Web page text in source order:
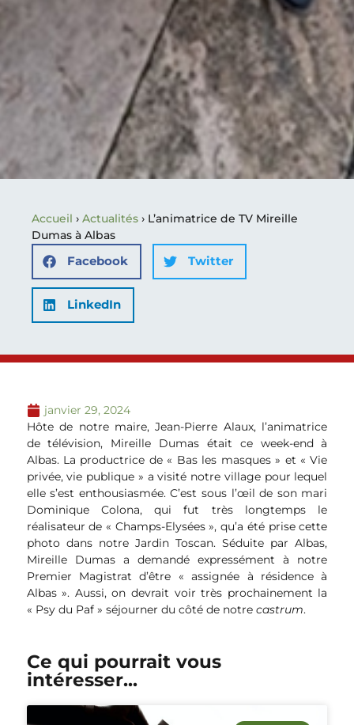
Accueil › Actualités › L’animatrice de TV Mireille
Dumas à Albas
Facebook Twitter
LinkedIn
janvier 29, 2024
Hôte de notre maire, Jean-Pierre Alaux, l’animatrice
de télévision, Mireille Dumas était ce week-end à
Albas. La productrice de « Bas les masques » et « Vie
privée, vie publique » a visité notre village pour lequel
elle s’est enthousiasmée. C’est sous l’œil de son mari
Dominique Colona, qui fut très longtemps le
réalisateur de « Champs-Elysées », qu’a été prise cette
photo dans notre Jardin Toscan. Séduite par Albas,
Mireille Dumas a demandé expressément à notre
Premier Magistrat d’être « assignée à résidence à
Albas ». Aussi, on devrait voir très prochainement la
« Psy du Paf » séjourner du côté de notrecastrum.
Ce qui pourrait vous
intéresser...